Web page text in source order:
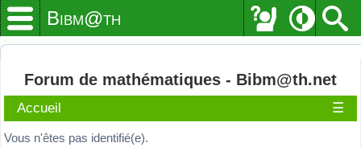
Bibm@th
Forum de mathématiques - Bibm@th.net
Accueil ☰
Vous n'êtes pas identifié(e).